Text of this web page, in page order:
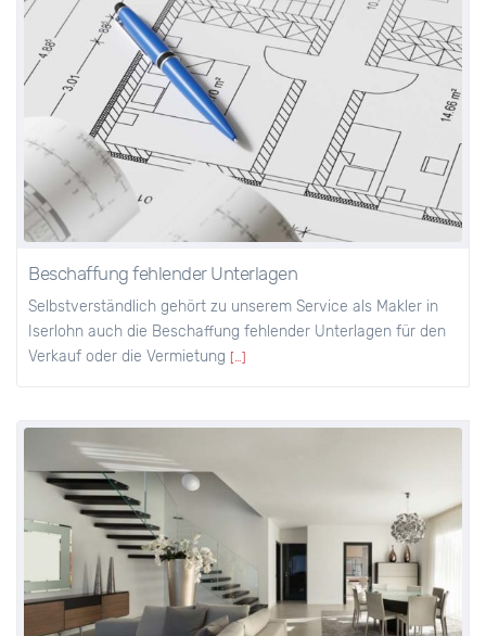
Beschaffung fehlender Unterlagen
Selbstverständlich gehört zu unserem Service als Makler in
Iserlohn auch die Beschaffung fehlender Unterlagen für den
Verkauf oder die Vermietung […]